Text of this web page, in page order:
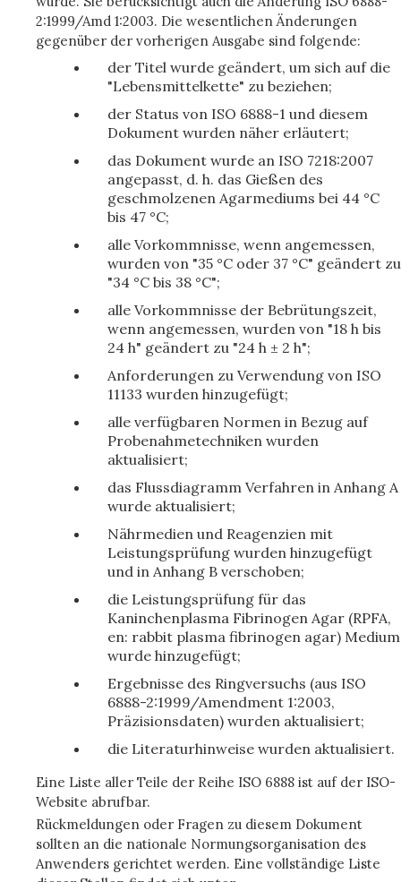
2:1999/Amd 1:2003. Die wesentlichen Änderungen
gegenüber der vorherigen Ausgabe sind folgende:
der Titel wurde geändert, um sich auf die
"Lebensmittelkette" zu beziehen;
der Status von ISO 6888-1 und diesem
Dokument wurden näher erläutert;
das Dokument wurde an ISO 7218:2007
angepasst, d. h. das Gießen des
geschmolzenen Agarmediums bei 44 °C
bis 47 °C;
alle Vorkommnisse, wenn angemessen,
wurden von "35 °C oder 37 °C" geändert zu
"34 °C bis 38 °C";
alle Vorkommnisse der Bebrütungszeit,
wenn angemessen, wurden von "18 h bis
24 h" geändert zu "24 h ± 2 h";
Anforderungen zu Verwendung von ISO
11133 wurden hinzugefügt;
alle verfügbaren Normen in Bezug auf
Probenahmetechniken wurden
aktualisiert;
das Flussdiagramm Verfahren in Anhang A
wurde aktualisiert;
Nährmedien und Reagenzien mit
Leistungsprüfung wurden hinzugefügt
und in Anhang B verschoben;
die Leistungsprüfung für das
Kaninchenplasma Fibrinogen Agar (RPFA,
en: rabbit plasma fibrinogen agar) Medium
wurde hinzugefügt;
Ergebnisse des Ringversuchs (aus ISO
6888-2:1999/Amendment 1:2003,
Präzisionsdaten) wurden aktualisiert;
die Literaturhinweise wurden aktualisiert.
Eine Liste aller Teile der Reihe ISO 6888 ist auf der ISO-
Website abrufbar.
Rückmeldungen oder Fragen zu diesem Dokument
sollten an die nationale Normungsorganisation des
Anwenders gerichtet werden. Eine vollständige Liste